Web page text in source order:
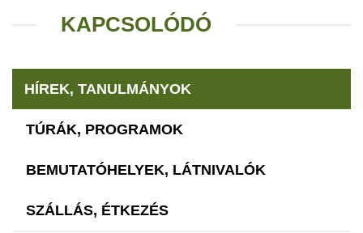
KAPCSOLÓDÓ
HÍREK, TANULMÁNYOK
TÚRÁK, PROGRAMOK
BEMUTATÓHELYEK, LÁTNIVALÓK
SZÁLLÁS, ÉTKEZÉS